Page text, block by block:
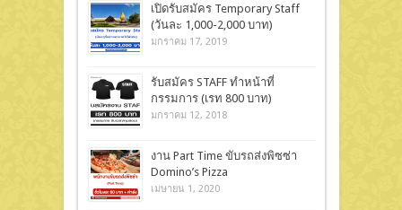
เปิดรับสมัคร Temporary Staff
(วันละ 1,000-2,000 บาท)
มกราคม 17, 2019
รับสมัคร STAFF ทำหน้าที่
กรรมการ (เรท 800 บาท)
มกราคม 12, 2018
งาน Part Time ขับรถส่งพิซซ่า
Domino’s Pizza
เมษายน 1, 2020